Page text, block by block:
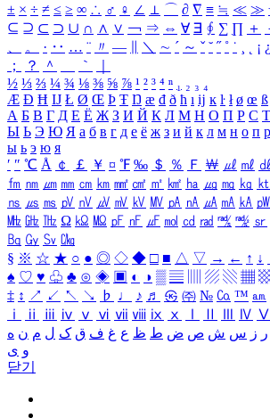
± × ÷ ≠ ≤ ≥ ∞ ∴ ♂ ♀ ∠ ⊥ ⌒ ∂ ∇ ≡ ≒ ≪ ≫
⊆ ⊇ ⊂ ⊃ ∪ ∩ ∧ ∨ ￢ ⇒ ⇔ ∀ ∃ ∮ ∑ ∏ ＋
、
。 · ‥ … ¨ 〃 ― ＼ ∼ ´ ～ ˇ ˘ ˝ ˚ ˙ ¸ ¡ ¿
；
？ ＾ ｀
½ ⅓ ⅔ ¼ ¾ ⅛ ⅜ ⅝ ⅞ ¹ ² ³ ⁴ ⁿ ₁ ₂ ₃ ₄
Æ Ð Ħ Ĳ Ł Ø Œ Þ Ŧ Ŋ æ đ ð ħ ı ĳ ĸ ŀ ł ø œ ß
А Б В Г Д Е Ё Ж З И Й К Л М Н О П Р С Т
Ы Ь Э Ю Я а б в г д е ё ж з и й к л м н о п р
ы ь э ю я
′ ″ ℃ Å ￠ ￡ ￥ ¤ ℉ ‰ ＄ ％ Ｆ ￦ ㎕ ㎖ ㎗
㎙ ㎚ ㎛ ㎜ ㎝ ㎞ ㎟ ㎠ ㎡ ㎢ ㏊ ㎍ ㎎ ㎏ ㏏
㎱ ㎲ ㎳ ㎴ ㎵ ㎶ ㎷ ㎸ ㎹ ㎀ ㎁ ㎂ ㎃ ㎄ ㎺
㎒ ㎓ ㎔ Ω ㏀ ㏁ ㎊ ㎋ ㎌ ㏖ ㏅ ㎭ ㎮ ㎯ ㏛
㏃ ㏉ ㏜ ㏆
§ ※ ☆ ★ ○ ● ◎ ◇ ◆ □ ■ △ ▽ → ← ↑ ↓
♠ ♡ ♥ ♧ ♣ ⊙ ◈ ▣ ◐ ◑ ▒ ▤ ▨ ▧ ▦
‡ ↕ ↗ ↙ ↖ ↘ ♭ ♩ ♪ ♬ ㉿ ㈜ № ㏇ ™ ㏂
ⅰ
ⅱ ⅲ ⅳ ⅴ ⅵ ⅶ ⅷ ⅸ ⅹ Ⅳ Ⅴ
ر ز س ش ص ض ط ظ ع غ ف ق ک ل م ن ه
و ی
닫기